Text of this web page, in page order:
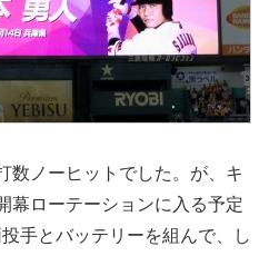
数ノーヒットでした。が、キ
幕ローテーションに入る予定
手とバッテリーを組んで、し